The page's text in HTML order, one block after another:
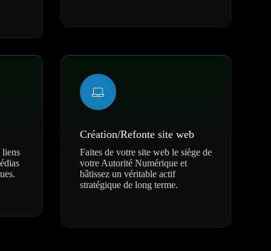
liens
Création/Refonte site web
Faites de votre site web le siège de
votre Autorité Numérique et
bâtissez un véritable actif
stratégique de long terme.